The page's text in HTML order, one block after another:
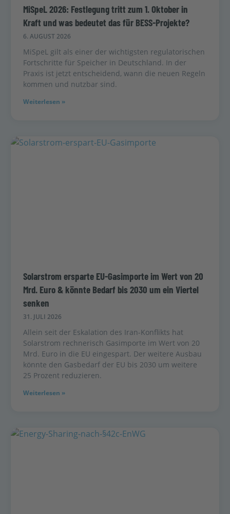
MiSpeL 2026: Festlegung tritt zum 1. Oktober in
Kraft und was bedeutet das für BESS-Projekte?
6. AUGUST 2026
MiSpeL gilt als einer der wichtigsten regulatorischen
Fortschritte für Speicher in Deutschland. In der
Praxis ist jetzt entscheidend, wann die neuen Regeln
kommen und nutzbar sind.
Weiterlesen »
Solarstrom ersparte EU-Gasimporte im Wert von 20
Mrd. Euro & könnte Bedarf bis 2030 um ein Viertel
senken
31. JULI 2026
Allein seit der Eskalation des Iran-Konflikts hat
Solarstrom rechnerisch Gasimporte im Wert von 20
Mrd. Euro in die EU eingespart. Der weitere Ausbau
könnte den Gasbedarf der EU bis 2030 um weitere
25 Prozent reduzieren.
Weiterlesen »